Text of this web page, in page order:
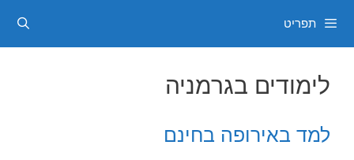
לתוכן תפריט
לימודים בגרמניה
למד באירופה בחינם